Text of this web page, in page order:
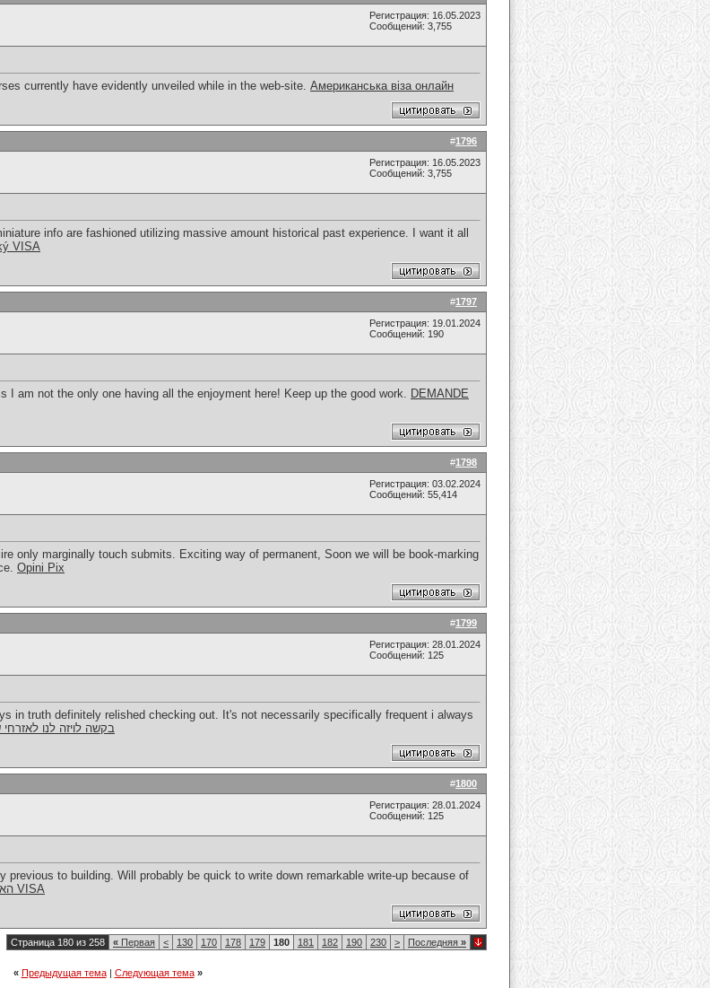
Регистрация: 16.05.2023
Сообщений: 3,755
currently have evidently unveiled while in the web-site. Американська віза онлайн
#1796
Регистрация: 16.05.2023
Сообщений: 3,755
info are fashioned utilizing massive amount historical past experience. I want it all
VISA
#1797
Регистрация: 19.01.2024
Сообщений: 190
I am not the only one having all the enjoyment here! Keep up the good work. DEMANDE
#1798
Регистрация: 03.02.2024
Сообщений: 55,414
only marginally touch submits. Exciting way of permanent, Soon we will be book-marking
Opini Pix
#1799
Регистрация: 28.01.2024
Сообщений: 125
in truth definitely relished checking out. It's not necessarily specifically frequent i always
בקשה לויזה לנו לאזרחי
#1800
Регистрация: 28.01.2024
Сообщений: 125
previous to building. Will probably be quick to write down remarkable write-up because of
האם אוכל לחדש את אשרת ארה"ב שלי באינטרנט או VISA
Страница 180 из 258 « Первая < 130 170 178 179 180 181 182 190 230 > Последняя »
« Предыдущая тема| Следующая тема »